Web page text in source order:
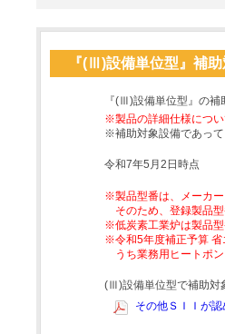
『(Ⅲ)設備単位型』補
『(Ⅲ)設備単位型』の補
※製品の詳細仕様につ
※補助対象設備であっ
令和7年5月2日時点
※製品型番は、メーカ
そのため、登録製品
※低炭素工業炉は製品
※令和5年度補正予算 省
うち業務用ヒートポ
(Ⅲ)設備単位型で補助対
その他ＳＩＩが